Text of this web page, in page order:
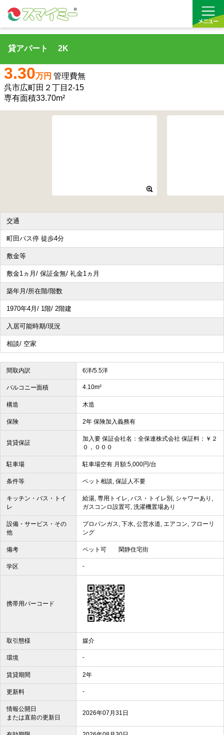
買う
貸アパート 2K
3.30万円 管理費無
呉市広町田２丁目2-15
専有面積33.70m²
交通
町田バス停 徒歩4分
敷金等
敷金1ヵ月/ 保証金無/ 礼金1ヵ月
築年月/所在階/階数
1970年4月/ 1階/ 2階建
入居可能時期/現況
相談/ 空家
間取内訳 6洋/5.5洋
バルコニー面積 4.10m²
構造 木造
保険 2年 保険加入義務有
賃貸保証
加入要 保証会社名：全保連株式会社 保証料：￥２
０，０００
駐車場 駐車場空有 月額:5,000円/台
条件等 ペット相談, 保証人不要
キッチン・バス・トイ
レ
給湯, 専用トイレ, バス・トイレ別, シャワーあり,
ガスコンロ設置可, 洗濯機置場あり
設備・サービス・その
他
プロパンガス, 下水, 公営水道, エアコン, フローリ
ング
備考 ペット可 閑静住宅街
学区 -
携帯用バーコード
取引態様 媒介
環境 -
賃貸期間 2年
更新料 -
情報公開日
または直前の更新日
2026年07月31日